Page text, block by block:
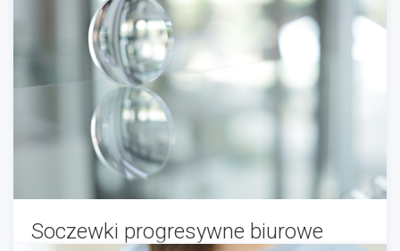
07/30/2025
Soczewki progresywne biurowe